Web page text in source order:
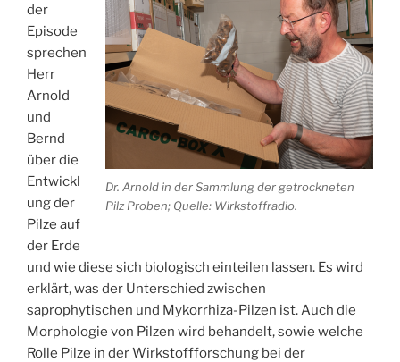
Dr. Arnold in der Sammlung der getrockneten
Pilz Proben; Quelle: Wirkstoffradio.
der
Episode
sprechen
Herr
Arnold
und
Bernd
über die
Entwickl
ung der
Pilze auf
der Erde
und wie diese sich biologisch einteilen lassen. Es wird
erklärt, was der Unterschied zwischen
saprophytischen und Mykorrhiza-Pilzen ist. Auch die
Morphologie von Pilzen wird behandelt, sowie welche
Rolle Pilze in der Wirkstoffforschung bei der